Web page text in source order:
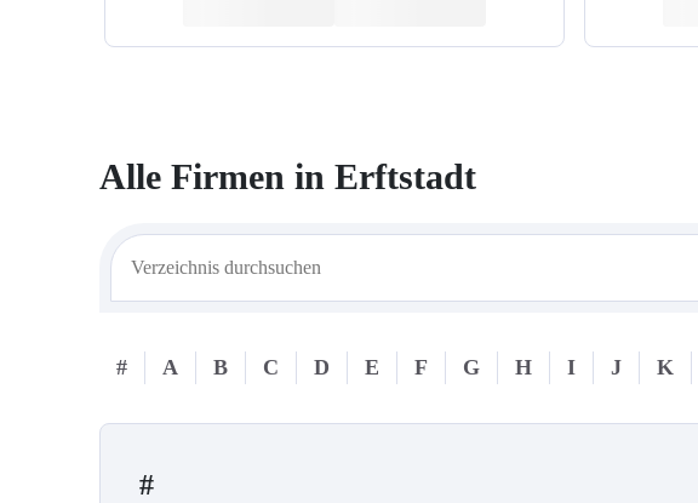
Alle Firmen in Erftstadt
# A B C D E F G H I J K
#